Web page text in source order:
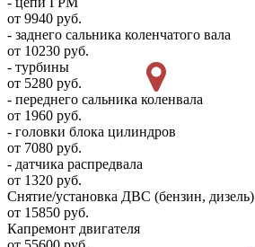
от 9940 руб.
- заднего сальника коленчатого вала
от 10230 руб.
- турбины
от 5280 руб.
- переднего сальника коленвала
от 1960 руб.
- головки блока цилиндров
от 7080 руб.
- датчика распредвала
от 1320 руб.
Снятие/установка ДВС (бензин, дизель)
от 15850 руб.
Капремонт двигателя